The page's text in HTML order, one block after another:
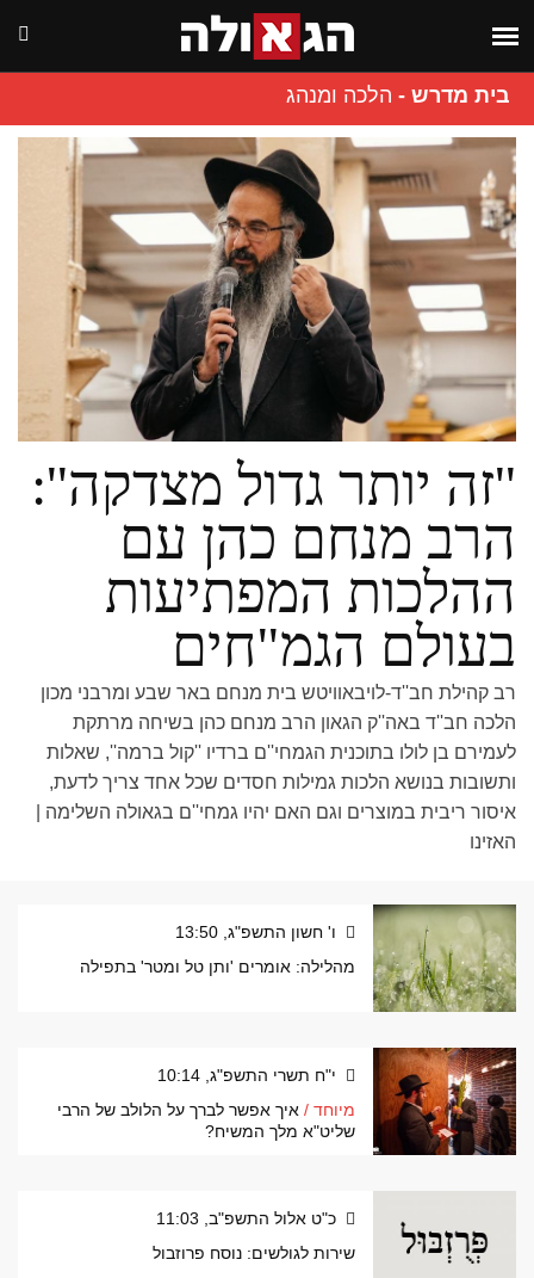
בית מדרש - הלכה ומנהג
''זה יותר גדול מצדקה'':
הרב מנחם כהן עם
ההלכות המפתיעות
בעולם הגמ"חים
רב קהילת חב''ד-לויבאוויטש בית מנחם באר שבע ומרבני מכון
הלכה חב''ד באה''ק הגאון הרב מנחם כהן בשיחה מרתקת
לעמירם בן לולו בתוכנית הגמחי''ם ברדיו ''קול ברמה'', שאלות
ותשובות בנושא הלכות גמילות חסדים שכל אחד צריך לדעת,
איסור ריבית במוצרים וגם האם יהיו גמחי''ם בגאולה השלימה |
האזינו
ו' חשון התשפ"ג, 13:50
מהלילה: אומרים 'ותן טל ומטר' בתפילה
י"ח תשרי התשפ"ג, 10:14
מיוחד / איך אפשר לברך על הלולב של הרבי
שליט"א מלך המשיח?
כ"ט אלול התשפ"ב, 11:03
שירות לגולשים: נוסח פרוזבול